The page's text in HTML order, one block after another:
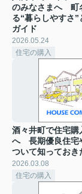
のみなさまへ 町
る“暮らしやすさ”
ガイド
2026.05.24
住宅の購入
酒々井町で住宅購
へ 長期優良住宅
ついて知っておき
2026.03.08
住宅の購入